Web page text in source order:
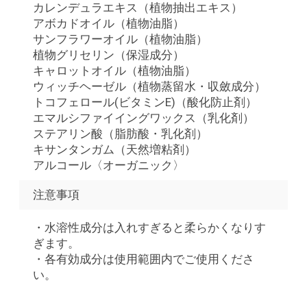
カレンデュラエキス（植物抽出エキス）
アボカドオイル（植物油脂）
サンフラワーオイル（植物油脂）
植物グリセリン（保湿成分）
キャロットオイル（植物油脂）
ウィッチヘーゼル（植物蒸留水・収斂成分）
トコフェロール(ビタミンE)（酸化防止剤）
エマルシファイイングワックス（乳化剤）
ステアリン酸（脂肪酸・乳化剤）
キサンタンガム（天然増粘剤）
アルコール〈オーガニック〉
注意事項
・水溶性成分は入れすぎると柔らかくなりす
ぎます。
・各有効成分は使用範囲内でご使用くださ
い。